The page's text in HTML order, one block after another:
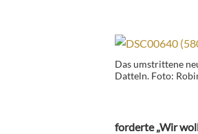
Das umstrittene
Datteln. Foto:
forderte „Wir